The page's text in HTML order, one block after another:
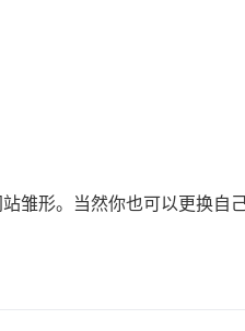
雏形。当然你也可以更换自